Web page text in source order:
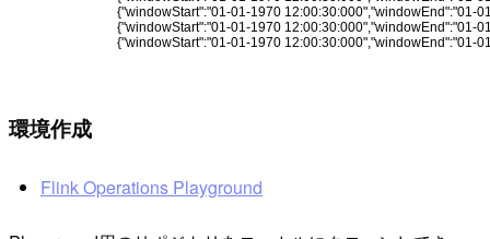
環境作成
Flink Operations Playground